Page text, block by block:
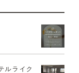
ルライク